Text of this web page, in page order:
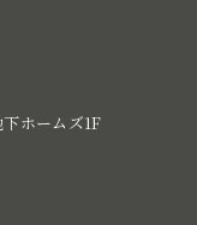
ホームズ1F